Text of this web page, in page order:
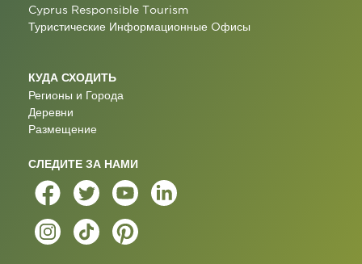
Cyprus Responsible Tourism
Туристические Информационные Oфисы
КУДА СХОДИТЬ
Регионы и Города
Деревни
Размещение
СЛЕДИТЕ ЗА НАМИ